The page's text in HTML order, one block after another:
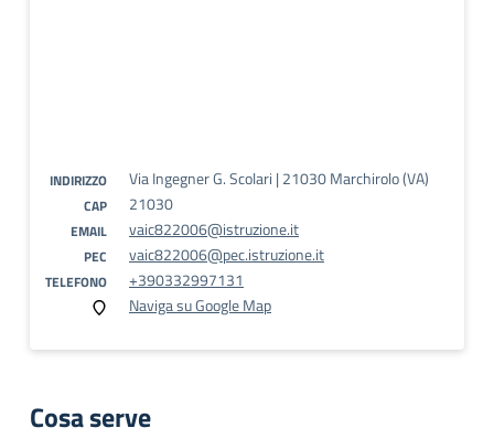
INDIRIZZO Via Ingegner G. Scolari | 21030 Marchirolo (VA)
CAP 21030
EMAIL vaic822006@istruzione.it
PEC vaic822006@pec.istruzione.it
TELEFONO
+390332997131
Naviga su Google Map
Cosa serve